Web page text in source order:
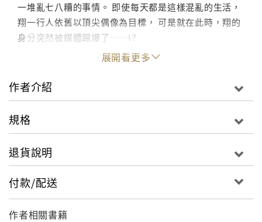
一堆亂七八糟的事情。 即使每天都是這樣混亂的生活，
翔一行人依舊以頂尖偶像為目標， 可是就在此時，翔的
身分突然被媒體踢爆了……!?
展開看更多
作者介紹
規格
退貨說明
付款/配送
作者相關書籍